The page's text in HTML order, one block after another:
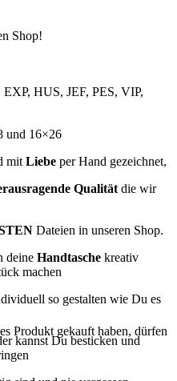
Shop!
EXP, HUS, JEF, PES, VIP,
und 16×26
mit Liebe per Hand gezeichnet,
Qualität die wir
Dateien in unseren Shop.
deine Handtasche kreativ
machen
so gestalten wie Du es
kannst Du besticken und
Produkt gekauft haben, dürfen